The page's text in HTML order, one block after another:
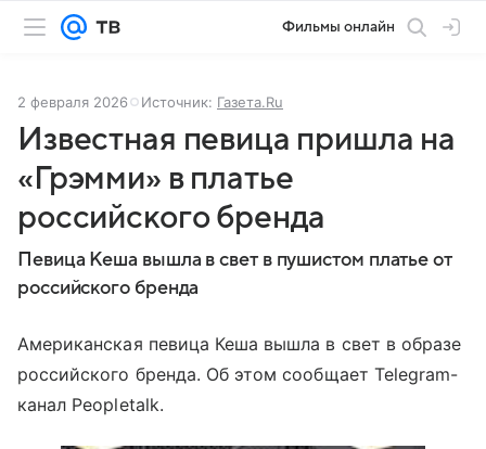
Фильмы онлайн
2 февраля 2026 Источник: Газета.Ru
Известная певица пришла на
«Грэмми» в платье
российского бренда
Певица Кеша вышла в свет в пушистом платье от
российского бренда
Американская певица Кеша вышла в свет в образе
российского бренда. Об этом сообщает Telegram-
канал Peopletalk.